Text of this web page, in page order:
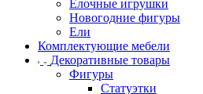
Елочные игрушки
Новогодние фигуры
Ели
Комплектующие мебели
Декоративные товары
Фигуры
Статуэтки